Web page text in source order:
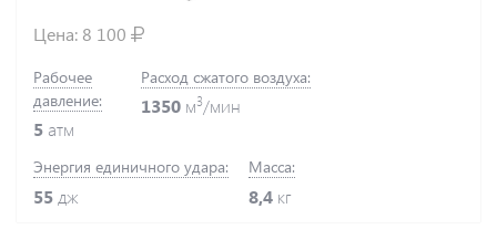
Цена: 8 100
Рабочее
давление:
5 атм
Расход сжатого воздуха:
1350 м3/мин
Энергия единичного удара:
55 дж
Масса:
8,4 кг